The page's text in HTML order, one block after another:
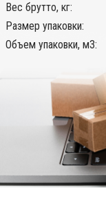
Вес брутто, кг:
Размер упаковки:
Объем упаковки, м3: